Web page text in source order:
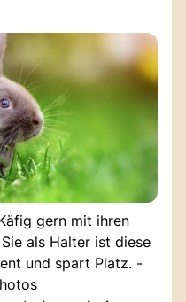
gern mit ihren
als Halter ist diese
und spart Platz. -